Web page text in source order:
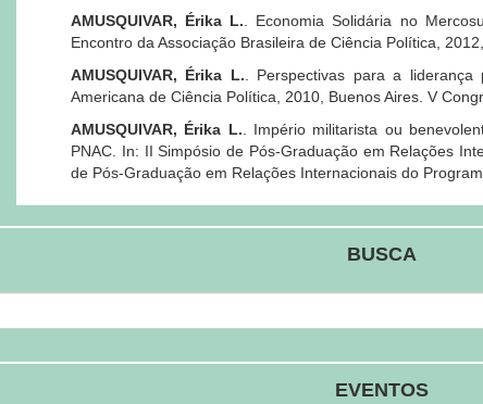
AMUSQUIVAR, Érika L. . Economia Solidária no
Encontro da Associação Brasileira de Ciência Política,
AMUSQUIVAR, Érika L. . Perspectivas para a
Americana de Ciência Política, 2010, Buenos Aires. V
AMUSQUIVAR, Érika L. . Império militarista ou
PNAC. In: II Simpósio de Pós-Graduação em Relações
de Pós-Graduação em Relações Internacionais do
BUSCA
EVENTOS